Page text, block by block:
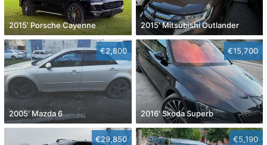
2015' Porsche Cayenne 2015' Mitsubishi Outlander
€2,800
2005' Mazda 6
€15,700
2016' Skoda Superb
€29,850 €5,190